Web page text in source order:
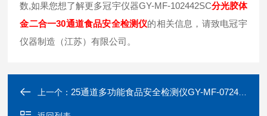
数,如果您想了解更多冠宇仪器GY-MF-102442SC分光胶体
金二合一30通道食品安全检测仪的相关信息，请致电冠宇
仪器制造（江苏）有限公司。
上一个： 25通道多功能食品安全检测仪GY-MF-072401SC